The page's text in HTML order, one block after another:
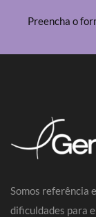
Preencha o
Somos referência
dificuldades para